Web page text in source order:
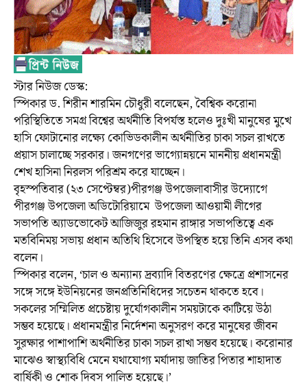
স্টার নিউজ ডেস্ক:
স্পিকার ড. শিরীন শারমিন চৌধুরী বলেছেন, বৈশ্বিক করোনা
পরিস্থিতিতে সমগ্র বিশ্বের অর্থনীতি বিপর্যস্ত হলেও দুঃখী মানুষের মুখে
হাসি ফোটানোর লক্ষ্যে কোভিডকালীন অর্থনীতির চাকা সচল রাখতে
প্রয়াস চালাচ্ছে সরকার। জনগণের ভাগ্যোন্নয়নে মাননীয় প্রধানমন্ত্রী
শেখ হাসিনা নিরলস পরিশ্রম করে যাচ্ছেন।
বৃহস্পতিবার (২৩ সেপ্টেম্বর)পীরগঞ্জ উপজেলাবাসীর উদ্যোগে
পীরগঞ্জ উপজেলা অডিটোরিয়ামে উপজেলা আওয়ামী লীগের
সভাপতি অ্যাডভোকেট আজিজুর রহমান রাঙ্গার সভাপতিত্বে এক
মতবিনিময় সভায় প্রধান অতিথি হিসেবে উপস্থিত হয়ে তিনি এসব কথা
বলেন।
স্পিকার বলেন, ‘চাল ও অন্যান্য দ্রব্যাদি বিতরণের ক্ষেত্রে প্রশাসনের
সঙ্গে সঙ্গে ইউনিয়নের জনপ্রতিনিধিদের সচেতন থাকতে হবে।
সকলের সম্মিলিত প্রচেষ্টায় দুর্যোগকালীন সময়টাকে কাটিয়ে উঠা
সম্ভব হয়েছে। প্রধানমন্ত্রীর নির্দেশনা অনুসরণ করে মানুষের জীবন
সুরক্ষার পাশাপাশি অর্থনীতির চাকা সচল রাখা সম্ভব হয়েছে। করোনার
মাঝেও স্বাস্থ্যবিধি মেনে যথাযোগ্য মর্যাদায় জাতির পিতার শাহাদাত
বার্ষিকী ও শোক দিবস পালিত হয়েছে।’